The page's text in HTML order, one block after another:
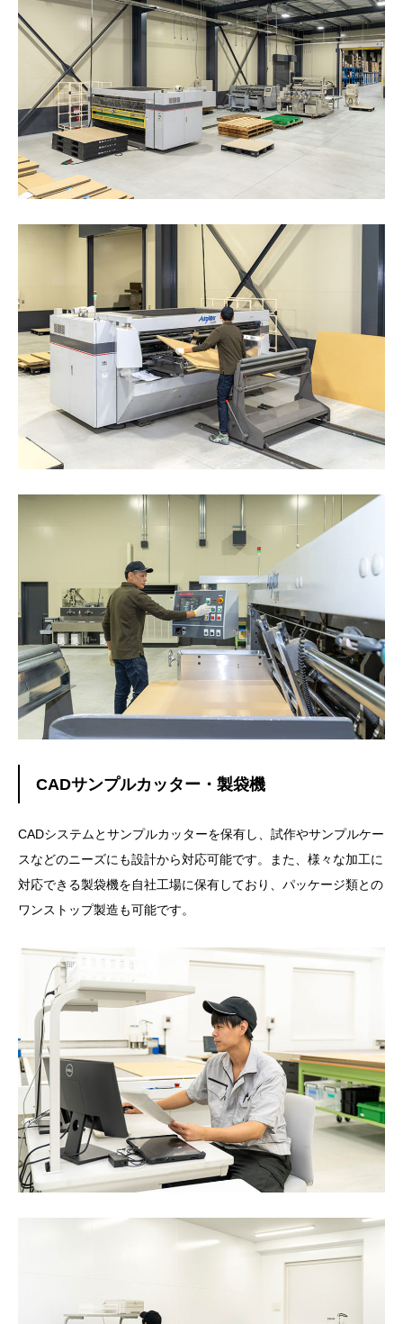
CADサンプルカッター・製袋機
CADシステムとサンプルカッターを保有し、試作やサンプルケー
スなどのニーズにも設計から対応可能です。また、様々な加工に
対応できる製袋機を自社工場に保有しており、パッケージ類との
ワンストップ製造も可能です。